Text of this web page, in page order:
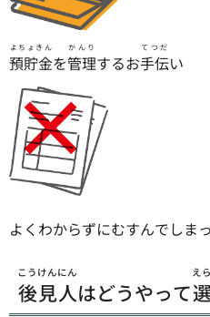
預貯金
よちょきん
を管理
かんり
するお手伝
てつだ
い
よくわからずにむすんでしま
後見人
こうけんにん
はどうやって
えら